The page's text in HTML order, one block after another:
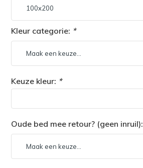
Kleur categorie: *
Keuze kleur: *
Oude bed mee retour? (geen inruil):